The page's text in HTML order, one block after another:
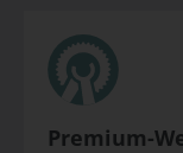
Premium-